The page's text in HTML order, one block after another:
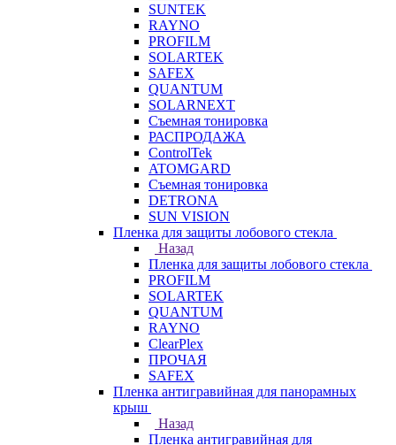
SUNTEK
RAYNO
PROFILM
SOLARTEK
SAFEX
QUANTUM
SOLARNEXT
Съемная тонировка
РАСПРОДАЖА
ControlTek
ATOMGARD
Съемная тонировка
DETRONA
SUN VISION
Пленка для защиты лобового стекла
Назад
Пленка для защиты лобового стекла
PROFILM
SOLARTEK
QUANTUM
RAYNO
ClearPlex
ПРОЧАЯ
SAFEX
Пленка антигравийная для панорамных
крыш
Назад
Пленка антигравийная для